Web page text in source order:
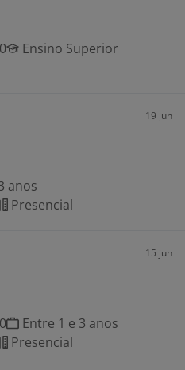
Ensino Superior
19 jun
anos
Presencial
15 jun
Entre 1 e 3 anos
Presencial